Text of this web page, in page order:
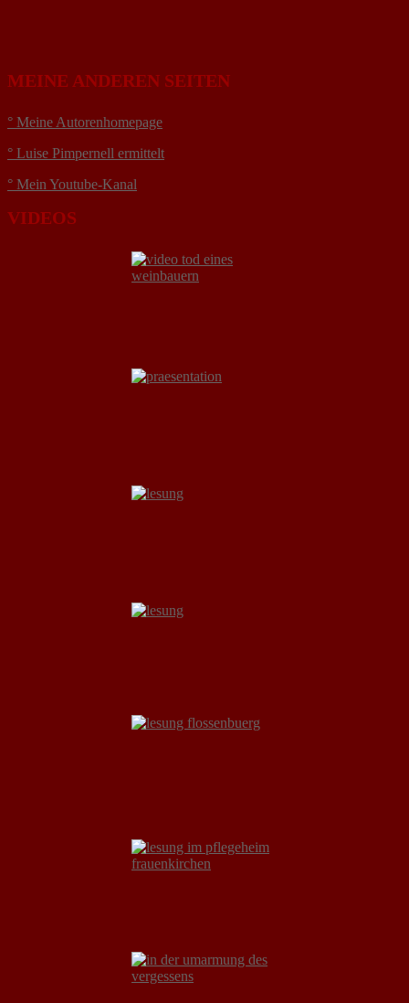
MEINE ANDEREN SEITEN
° Meine Autorenhomepage
° Luise Pimpernell ermittelt
° Mein Youtube-Kanal
VIDEOS